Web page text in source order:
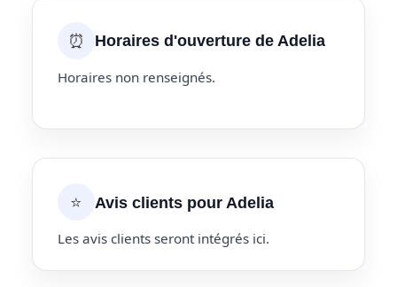
⏰ Horaires d'ouverture de Adelia
Horaires non renseignés.
⭐ Avis clients pour Adelia
Les avis clients seront intégrés ici.